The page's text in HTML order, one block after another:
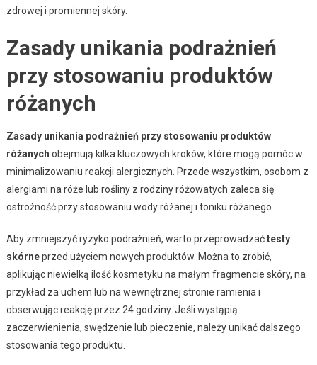
zdrowej i promiennej skóry.
Zasady unikania podrażnień
przy stosowaniu produktów
różanych
Zasady unikania podrażnień przy stosowaniu produktów
różanych obejmują kilka kluczowych kroków, które mogą pomóc w
minimalizowaniu reakcji alergicznych. Przede wszystkim, osobom z
alergiami na róże lub rośliny z rodziny różowatych zaleca się
ostrożność przy stosowaniu wody różanej i toniku różanego.
Aby zmniejszyć ryzyko podrażnień, warto przeprowadzaćtesty
skórneprzed użyciem nowych produktów. Można to zrobić,
aplikując niewielką ilość kosmetyku na małym fragmencie skóry, na
przykład za uchem lub na wewnętrznej stronie ramienia i
obserwując reakcję przez 24 godziny. Jeśli wystąpią
zaczerwienienia, swędzenie lub pieczenie, należy unikać dalszego
stosowania tego produktu.